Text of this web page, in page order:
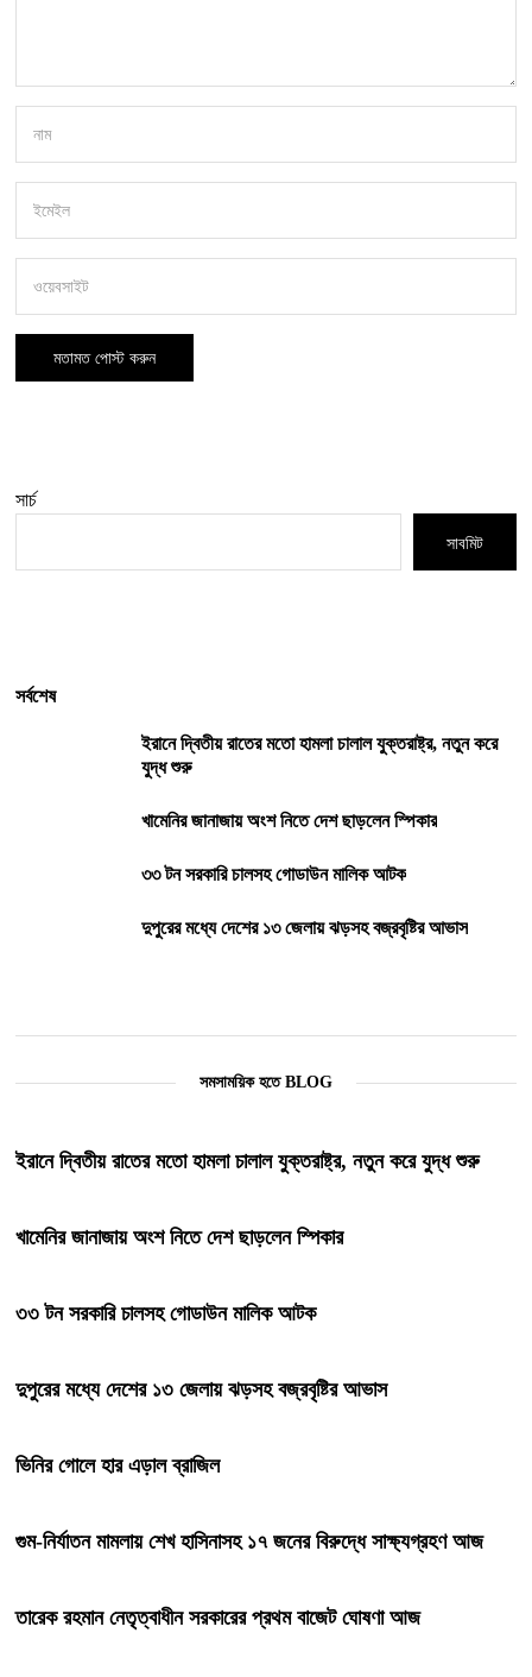
সার্চ
সাবমিট
সর্বশেষ
ইরানে দ্বিতীয় রাতের মতো হামলা চালাল যুক্তরাষ্ট্র, নতুন করে
যুদ্ধ শুরু
খামেনির জানাজায় অংশ নিতে দেশ ছাড়লেন স্পিকার
৩৩ টন সরকারি চালসহ গোডাউন মালিক আটক
দুপুরের মধ্যে দেশের ১৩ জেলায় ঝড়সহ বজ্রবৃষ্টির আভাস
সমসাময়িক হতে BLOG
ইরানে দ্বিতীয় রাতের মতো হামলা চালাল যুক্তরাষ্ট্র, নতুন করে যুদ্ধ শুরু
খামেনির জানাজায় অংশ নিতে দেশ ছাড়লেন স্পিকার
৩৩ টন সরকারি চালসহ গোডাউন মালিক আটক
দুপুরের মধ্যে দেশের ১৩ জেলায় ঝড়সহ বজ্রবৃষ্টির আভাস
ভিনির গোলে হার এড়াল ব্রাজিল
গুম-নির্যাতন মামলায় শেখ হাসিনাসহ ১৭ জনের বিরুদ্ধে সাক্ষ্যগ্রহণ আজ
তারেক রহমান নেতৃত্বাধীন সরকারের প্রথম বাজেট ঘোষণা আজ